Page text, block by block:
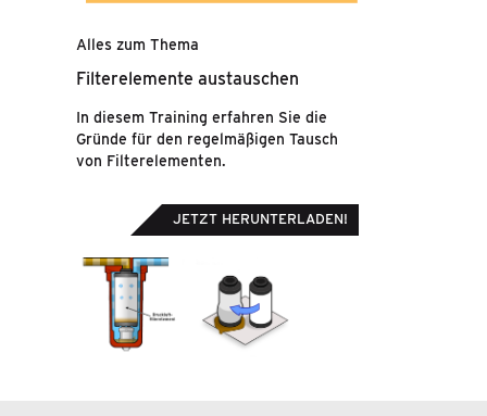
Alles zum Thema
Filterelemente austauschen
In diesem Training erfahren Sie die
Gründe für den regelmäßigen Tausch
von Filterelementen.
JETZT HERUNTERLADEN!